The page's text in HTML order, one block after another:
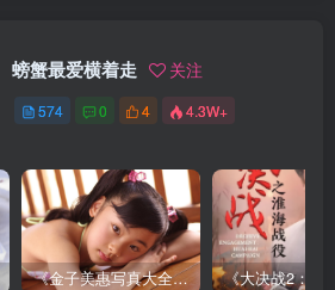
螃蟹最爱横着走 关注
574 0 4 4.3W+
《金子美惠写真大全》第一卷